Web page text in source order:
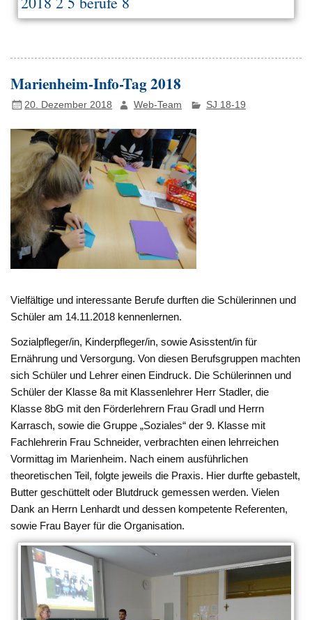
Marienheim-Info-Tag 2018
20. Dezember 2018 Web-Team SJ 18-19
Vielfältige und interessante Berufe durften die Schülerinnen und
Schüler am 14.11.2018 kennenlernen.
Sozialpfleger/in, Kinderpfleger/in, sowie Asisstent/in für
Ernährung und Versorgung. Von diesen Berufsgruppen machten
sich Schüler und Lehrer einen Eindruck. Die Schülerinnen und
Schüler der Klasse 8a mit Klassenlehrer Herr Stadler, die
Klasse 8bG mit den Förderlehrern Frau Gradl und Herrn
Karrasch, sowie die Gruppe „Soziales“ der 9. Klasse mit
Fachlehrerin Frau Schneider, verbrachten einen lehrreichen
Vormittag im Marienheim. Nach einem ausführlichen
theoretischen Teil, folgte jeweils die Praxis. Hier durfte gebastelt,
Butter geschüttelt oder Blutdruck gemessen werden. Vielen
Dank an Herrn Lenhardt und dessen kompetente Referenten,
sowie Frau Bayer für die Organisation.